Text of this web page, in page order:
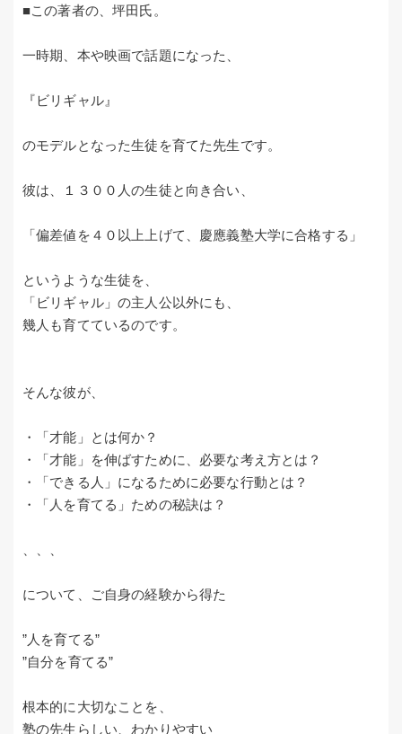
■この著者の、坪田氏。
一時期、本や映画で話題になった、
『ビリギャル』
のモデルとなった生徒を育てた先生です。
彼は、１３００人の生徒と向き合い、
「偏差値を４０以上上げて、慶應義塾大学に合格する」
というような生徒を、
「ビリギャル」の主人公以外にも、
幾人も育てているのです。
そんな彼が、
・「才能」とは何か？
・「才能」を伸ばすために、必要な考え方とは？
・「できる人」になるために必要な行動とは？
・「人を育てる」ための秘訣は？
について、ご自身の経験から得た
”人を育てる”
”自分を育てる”
根本的に大切なことを、
塾の先生らしい、わかりやすい